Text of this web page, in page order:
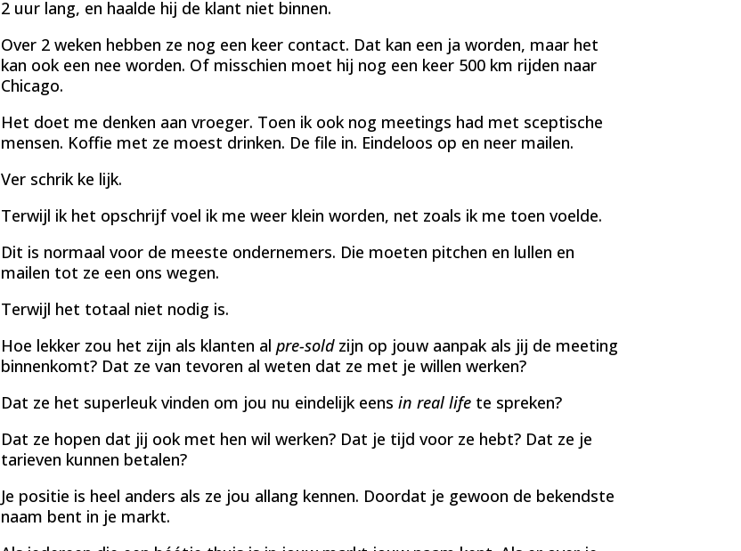
2 uur lang, en haalde hij de klant niet binnen.
Over 2 weken hebben ze nog een keer contact. Dat kan een ja worden, maar het
kan ook een nee worden. Of misschien moet hij nog een keer 500 km rijden naar
Chicago.
Het doet me denken aan vroeger. Toen ik ook nog meetings had met sceptische
mensen. Koffie met ze moest drinken. De file in. Eindeloos op en neer mailen.
Ver schrik ke lijk.
Terwijl ik het opschrijf voel ik me weer klein worden, net zoals ik me toen voelde.
Dit is normaal voor de meeste ondernemers. Die moeten pitchen en lullen en
mailen tot ze een ons wegen.
Terwijl het totaal niet nodig is.
Hoe lekker zou het zijn als klanten al pre-soldzijn op jouw aanpak als jij de meeting
binnenkomt? Dat ze van tevoren al weten dat ze met je willen werken?
Dat ze het superleuk vinden om jou nu eindelijk eens in real lifete spreken?
Dat ze hopen dat jij ook met hen wil werken? Dat je tijd voor ze hebt? Dat ze je
tarieven kunnen betalen?
Je positie is heel anders als ze jou allang kennen. Doordat je gewoon de bekendste
naam bent in je markt.